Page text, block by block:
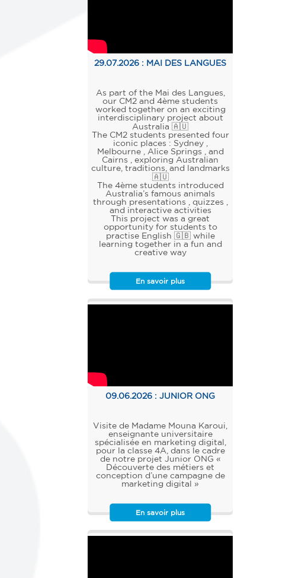
29.07.2026 : MAI DES LANGUES
As part of the Mai des Langues,
our CM2 and 4ème students
worked together on an exciting
interdisciplinary project about
Australia 🇦🇺
The CM2 students presented four
iconic places : Sydney ,
Melbourne , Alice Springs , and
Cairns , exploring Australian
culture, traditions, and landmarks
🇦🇺
The 4ème students introduced
Australia’s famous animals
through presentations , quizzes ,
and interactive activities
This project was a great
opportunity for students to
practise English 🇬🇧 while
learning together in a fun and
creative way
En savoir plus
09.06.2026 : JUNIOR ONG
Visite de Madame Mouna Karoui,
enseignante universitaire
spécialisée en marketing digital,
pour la classe 4A, dans le cadre
de notre projet Junior ONG «
Découverte des métiers et
conception d’une campagne de
marketing digital »
En savoir plus